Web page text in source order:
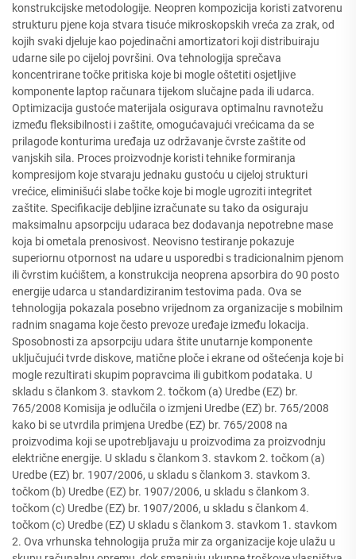
konstrukcijske metodologije. Neopren kompozicija koristi zatvorenu
strukturu pjene koja stvara tisuće mikroskopskih vreća za zrak, od
kojih svaki djeluje kao pojedinačni amortizatori koji distribuiraju
udarne sile po cijeloj površini. Ova tehnologija sprečava
koncentrirane točke pritiska koje bi mogle oštetiti osjetljive
komponente laptop računara tijekom slučajne pada ili udarca.
Optimizacija gustoće materijala osigurava optimalnu ravnotežu
između fleksibilnosti i zaštite, omogućavajući vrećicama da se
prilagode konturima uređaja uz održavanje čvrste zaštite od
vanjskih sila. Proces proizvodnje koristi tehnike formiranja
kompresijom koje stvaraju jednaku gustoću u cijeloj strukturi
vrećice, eliminišući slabe točke koje bi mogle ugroziti integritet
zaštite. Specifikacije debljine izračunate su tako da osiguraju
maksimalnu apsorpciju udaraca bez dodavanja nepotrebne mase
koja bi ometala prenosivost. Neovisno testiranje pokazuje
superiornu otpornost na udare u usporedbi s tradicionalnim pjenom
ili čvrstim kućištem, a konstrukcija neoprena apsorbira do 90 posto
energije udarca u standardiziranim testovima pada. Ova se
tehnologija pokazala posebno vrijednom za organizacije s mobilnim
radnim snagama koje često prevoze uređaje između lokacija.
Sposobnosti za apsorpciju udara štite unutarnje komponente
uključujući tvrde diskove, matične ploče i ekrane od oštećenja koje bi
mogle rezultirati skupim popravcima ili gubitkom podataka. U
skladu s člankom 3. stavkom 2. točkom (a) Uredbe (EZ) br.
765/2008 Komisija je odlučila o izmjeni Uredbe (EZ) br. 765/2008
kako bi se utvrdila primjena Uredbe (EZ) br. 765/2008 na
proizvodima koji se upotrebljavaju u proizvodima za proizvodnju
električne energije. U skladu s člankom 3. stavkom 2. točkom (a)
Uredbe (EZ) br. 1907/2006, u skladu s člankom 3. stavkom 3.
točkom (b) Uredbe (EZ) br. 1907/2006, u skladu s člankom 3.
točkom (c) Uredbe (EZ) br. 1907/2006, u skladu s člankom 4.
točkom (c) Uredbe (EZ) U skladu s člankom 3. stavkom 1. stavkom
2. Ova vrhunska tehnologija pruža mir za organizacije koje ulažu u